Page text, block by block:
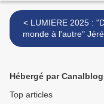
< LUMIERE 2025 : "D'un
monde à l'autre"
Renier plus vivant
Hébergé par Canalblog
Top articles